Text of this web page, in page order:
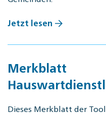
Jetzt lesen
Merkblatt
Dieses Merkblatt der